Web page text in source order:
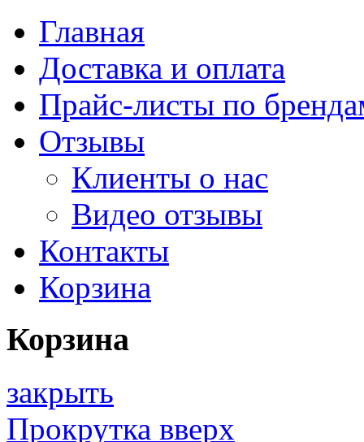
Главная
Доставка и оплата
Прайс-листы по
Отзывы
Клиенты о нас
Видео отзывы
Контакты
Корзина
Корзина
закрыть
Прокрутка вверх